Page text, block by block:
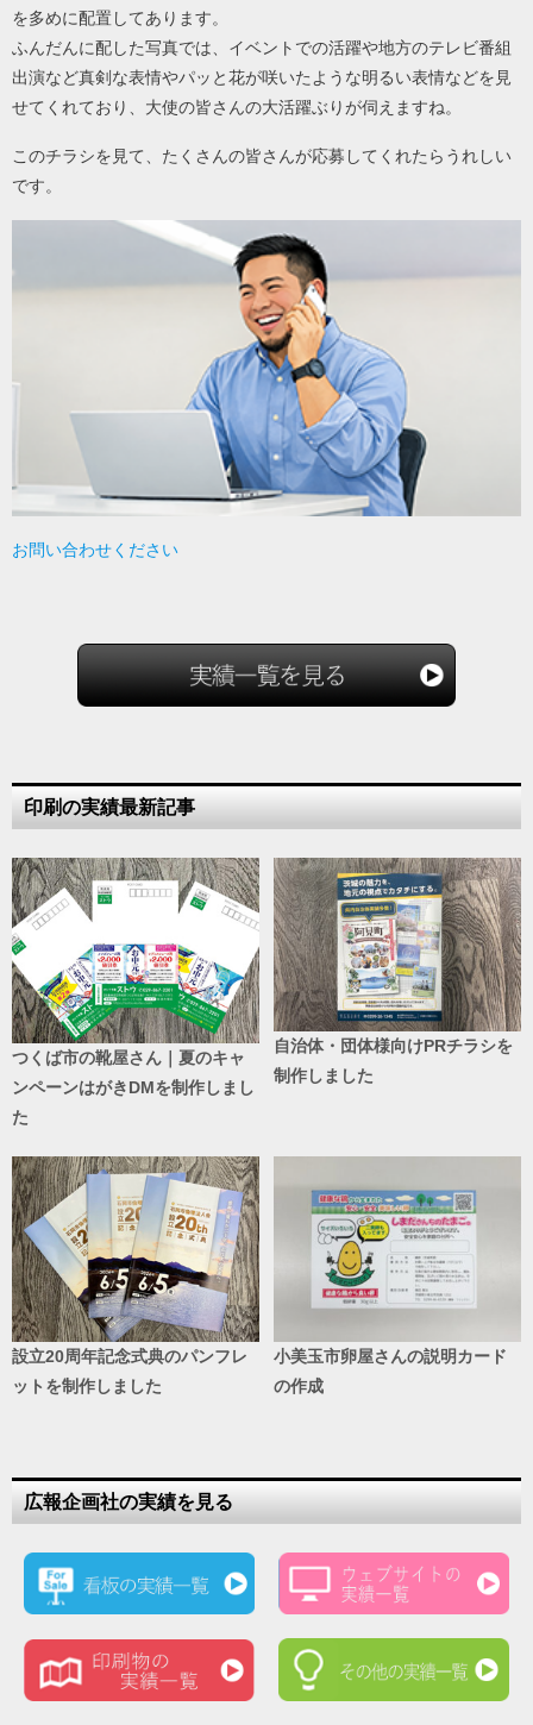
を多めに配置してあります。
ふんだんに配した写真では、イベントでの活躍や地方のテレビ番組
出演など真剣な表情やパッと花が咲いたような明るい表情などを見
せてくれており、大使の皆さんの大活躍ぶりが伺えますね。
このチラシを見て、たくさんの皆さんが応募してくれたらうれしい
です。
お問い合わせください
印刷の実績最新記事
つくば市の靴屋さん｜夏のキャ
ンペーンはがきDMを制作しまし
た
自治体・団体様向けPRチラシを
制作しました
設立20周年記念式典のパンフレ
ットを制作しました
小美玉市卵屋さんの説明カード
の作成
広報企画社の実績を見る